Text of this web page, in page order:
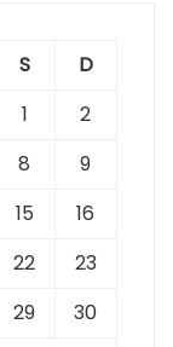
S
D
1
2
8
9
15
16
22
23
29
30